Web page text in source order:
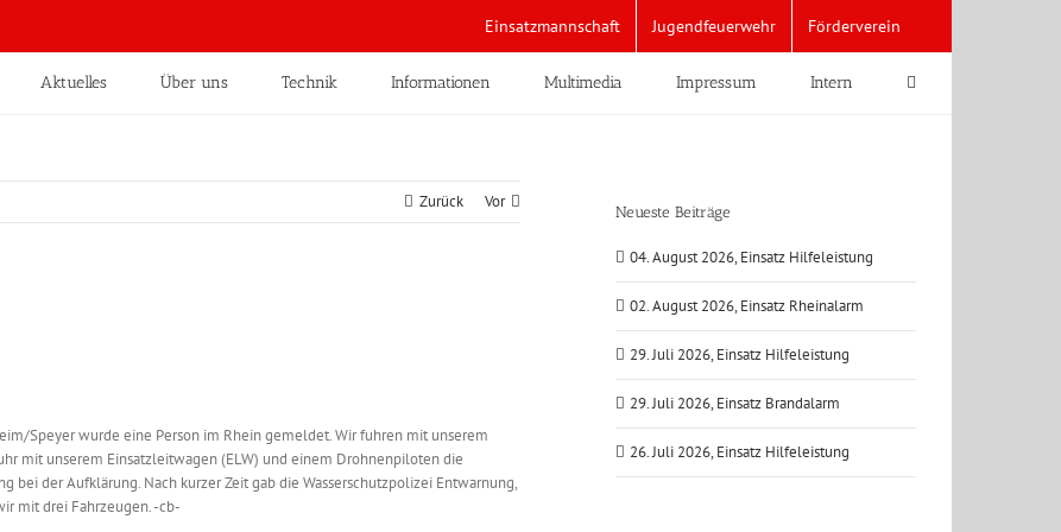
Einsatzmannschaft Jugendfeuerwehr Förderverein
Aktuelles Über uns Technik Informationen Multimedia Impressum Intern
Zurück Vor
Speyer wurde eine Person im Rhein gemeldet. Wir fuhren mit unserem
mit unserem Einsatzleitwagen (ELW) und einem Drohnenpiloten die
bei der Aufklärung. Nach kurzer Zeit gab die Wasserschutzpolizei Entwarnung,
mit drei Fahrzeugen. -cb-
Neueste Beiträge
04. August 2026, Einsatz Hilfeleistung
02. August 2026, Einsatz Rheinalarm
29. Juli 2026, Einsatz Hilfeleistung
29. Juli 2026, Einsatz Brandalarm
26. Juli 2026, Einsatz Hilfeleistung